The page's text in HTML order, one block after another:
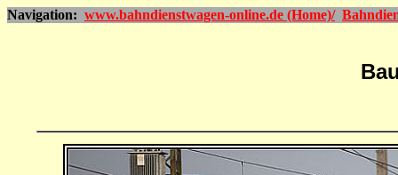
Navigation: www.bahndienstwagen-online.de (Home)/